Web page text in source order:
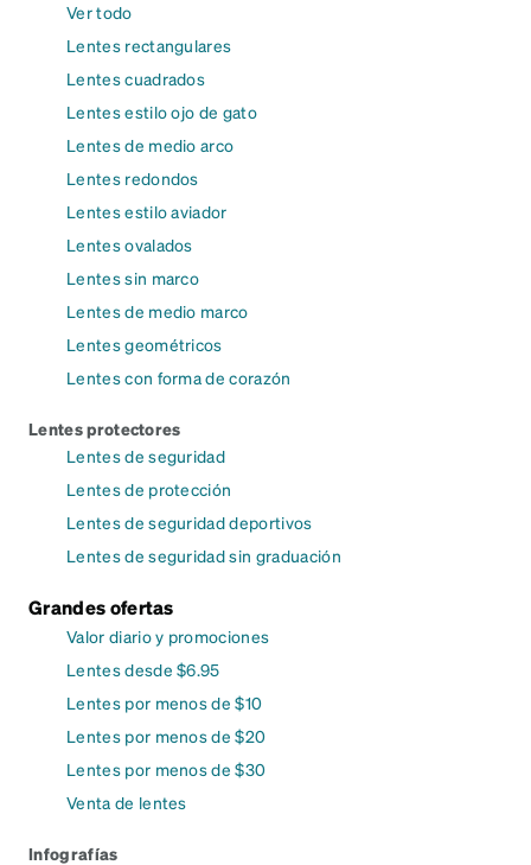
Ver todo
Lentes rectangulares
Lentes cuadrados
Lentes estilo ojo de gato
Lentes de medio arco
Lentes redondos
Lentes estilo aviador
Lentes ovalados
Lentes sin marco
Lentes de medio marco
Lentes geométricos
Lentes con forma de corazón
Lentes protectores
Lentes de seguridad
Lentes de protección
Lentes de seguridad deportivos
Lentes de seguridad sin graduación
Grandes ofertas
Valor diario y promociones
Lentes desde $6.95
Lentes por menos de $10
Lentes por menos de $20
Lentes por menos de $30
Venta de lentes
Infografías